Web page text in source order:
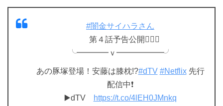
#闇金サイハラさん
第４話予告公開❤️‍🔥🦏
╰━━━━ｖ━━━━━━╯
あの豚塚登場！安藤は膝枕!?#dTV #Netflix先行
配信中❗️
▶️dTV
https://t.co/4lEH0JMnkq